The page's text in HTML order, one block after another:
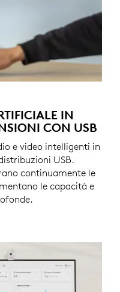
IN
CON USB
e video intelligenti in
USB.
continuamente le
le capacità e